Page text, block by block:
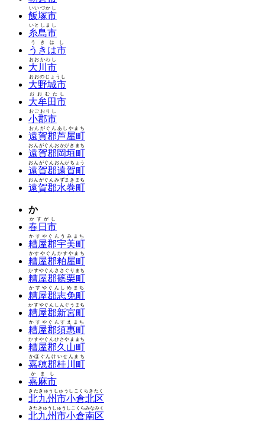
飯塚市
いいづかし
糸島市
いとしまし
うきは市
うきはし
大川市
おおかわし
大野城市
おおのじょうし
大牟田市
おおむたし
小郡市
おごおりし
遠賀郡芦屋町
おんがぐんあしやまち
遠賀郡岡垣町
おんがぐんおかがきまち
遠賀郡遠賀町
おんがぐんおんがちょう
遠賀郡水巻町
おんがぐんみずまきまち
か
春日市
かすがし
糟屋郡宇美町
かすやぐんうみまち
糟屋郡粕屋町
かすやぐんかすやまち
糟屋郡篠栗町
かすやぐんささぐりまち
糟屋郡志免町
かすやぐんしめまち
糟屋郡新宮町
かすやぐんしんぐうまち
糟屋郡須惠町
かすやぐんすえまち
糟屋郡久山町
かすやぐんひさやままち
嘉穂郡桂川町
かほぐんけいせんまち
嘉麻市
かまし
北九州市小倉北区
きたきゅうしゅうしこくらきたく
北九州市小倉南区
きたきゅうしゅうしこくらみなみく